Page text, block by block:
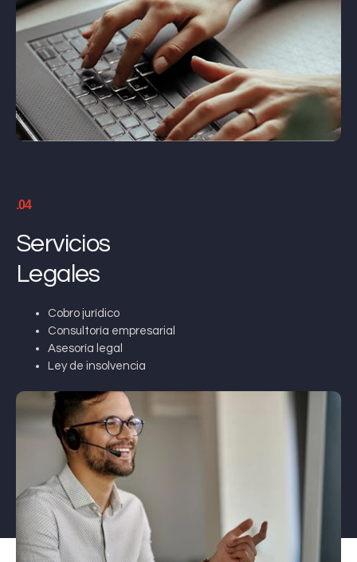
.04
Servicios
Legales
Cobro jurídico
Consultoría empresarial
Asesoría legal
Ley de insolvencia